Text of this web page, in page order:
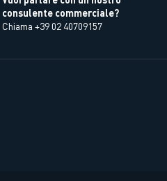
consulente commerciale?
Chiama +39 02 40709157